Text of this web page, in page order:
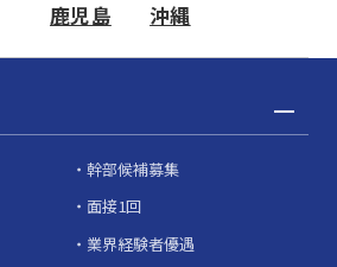
鹿児島 沖縄
幹部候補募集
面接1回
業界経験者優遇